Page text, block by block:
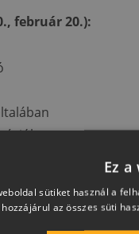
február 20.):
I.
Ez
sütiket használ a
hozzájárul az összes süti